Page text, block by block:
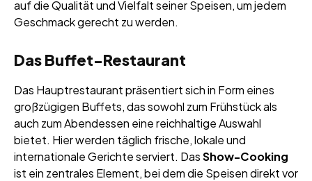
auf die Qualität und Vielfalt seiner Speisen, um jedem
Geschmack gerecht zu werden.
Das Buffet-Restaurant
Das Hauptrestaurant präsentiert sich in Form eines
großzügigen Buffets, das sowohl zum Frühstück als
auch zum Abendessen eine reichhaltige Auswahl
bietet. Hier werden täglich frische, lokale und
internationale Gerichte serviert. DasShow-Cooking
ist ein zentrales Element, bei dem die Speisen direkt vor